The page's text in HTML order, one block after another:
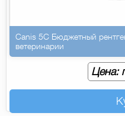
Canis 5C Бюджетный
ветеринарии
Цена: